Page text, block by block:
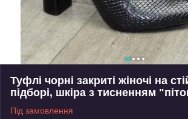
Туфлі чорні закриті жіночі на
підборі, шкіра з тисненням
Під замовлення